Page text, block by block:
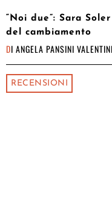
“Noi due”: Sara
del cambiamento
DI ANGELA PANSINI VALENTINI
RECENSIONI